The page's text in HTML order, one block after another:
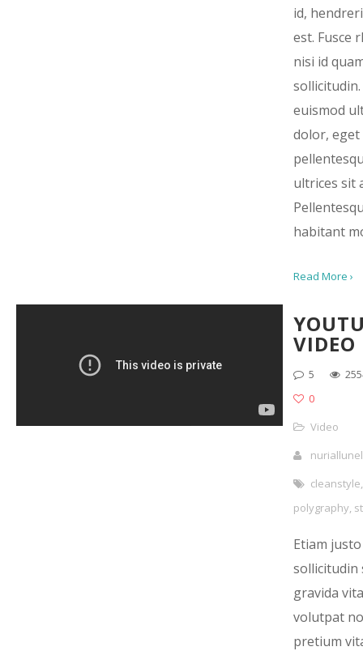
id,
est. Fusce
nisi id
euismod
dolor, eget
ultrices sit
habitant
Read More ›
VIDEO
5
0
Video
cleanstyle,
polygraphy,
Etiam
sollicitudin
gravida
volutpat
pretium